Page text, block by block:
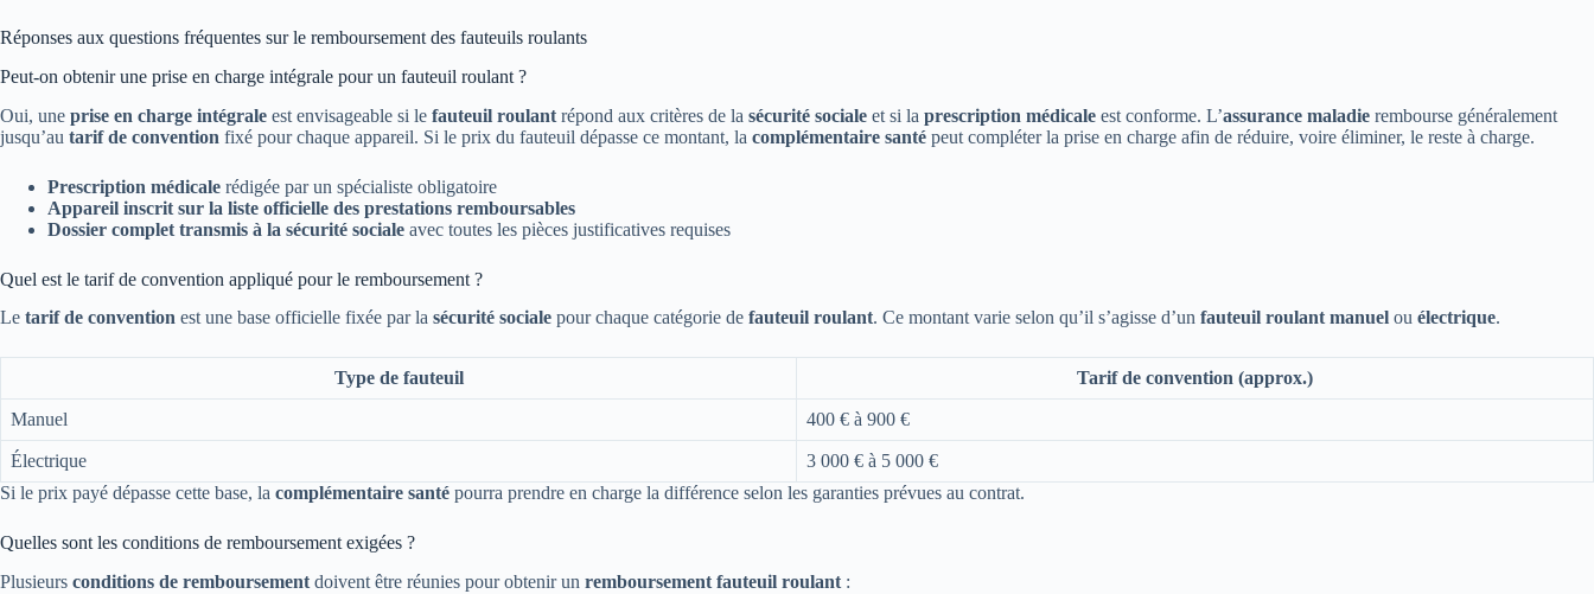
Réponses aux questions fréquentes sur le remboursement des fauteuils roulants
Peut-on obtenir une prise en charge intégrale pour un fauteuil roulant ?
Oui, une prise en charge intégrale est envisageable si le fauteuil roulant répond aux critères de la sécurité sociale et si la prescription médicale est conforme. L’assurance maladie rembourse généralement
jusqu’au tarif de convention fixé pour chaque appareil. Si le prix du fauteuil dépasse ce montant, la complémentaire santé peut compléter la prise en charge afin de réduire, voire éliminer, le reste à charge.
Prescription médicale rédigée par un spécialiste obligatoire
Appareil inscrit sur la liste officielle des prestations remboursables
Dossier complet transmis à la sécurité sociale avec toutes les pièces justificatives requises
Quel est le tarif de convention appliqué pour le remboursement ?
Le tarif de convention est une base officielle fixée par la sécurité sociale pour chaque catégorie de fauteuil roulant. Ce montant varie selon qu’il s’agisse d’un fauteuil roulant manuel ou électrique.
Type de fauteuil Tarif de convention (approx.)
Manuel 400 € à 900 €
Électrique
3 000 € à 5 000 €
Si le prix payé dépasse cette base, la complémentaire santé pourra prendre en charge la différence selon les garanties prévues au contrat.
Quelles sont les conditions de remboursement exigées ?
Plusieurs conditions de remboursement doivent être réunies pour obtenir un remboursement fauteuil roulant :